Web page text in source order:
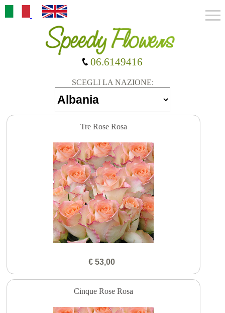
SCEGLI LA NAZIONE:
06.6149416
Tre Rose Rosa
€ 53,00
Cinque Rose Rosa